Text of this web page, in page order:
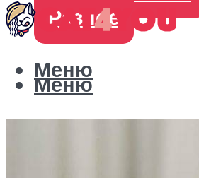
Разное
Меню
Меню